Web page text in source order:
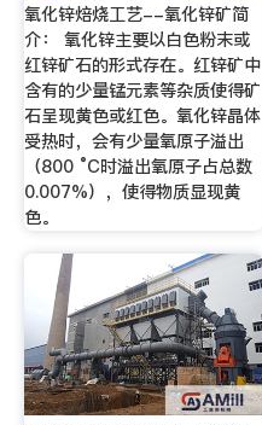
氧化锌焙烧工艺--氧化锌矿简
介： 氧化锌主要以白色粉末或
红锌矿石的形式存在。红锌矿中
含有的少量锰元素等杂质使得矿
石呈现黄色或红色。氧化锌晶体
受热时，会有少量氧原子溢出
（800 °C时溢出氧原子占总数
0.007%），使得物质显现黄
色。